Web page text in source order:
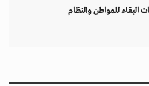
البقاء للمواطن والنظام